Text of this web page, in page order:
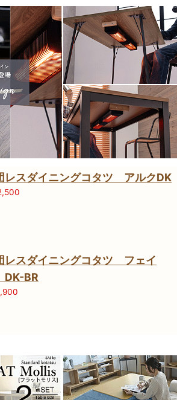
レスダイニングコタツ アルクDK
レスダイニングコタツ フェイ
BR